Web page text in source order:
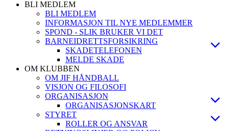
BLI MEDLEM
BLI MEDLEM
INFORMASJON TIL NYE MEDLEMMER
SPOND - SLIK BRUKER VI DET
BARNEIDRETTSFORSIKRING
SKADETELEFONEN
MELDE SKADE
OM KLUBBEN
OM JIF HÅNDBALL
VISJON OG FILOSOFI
ORGANISASJON
ORGANISASJONSKART
STYRET
ROLLER OG ANSVAR